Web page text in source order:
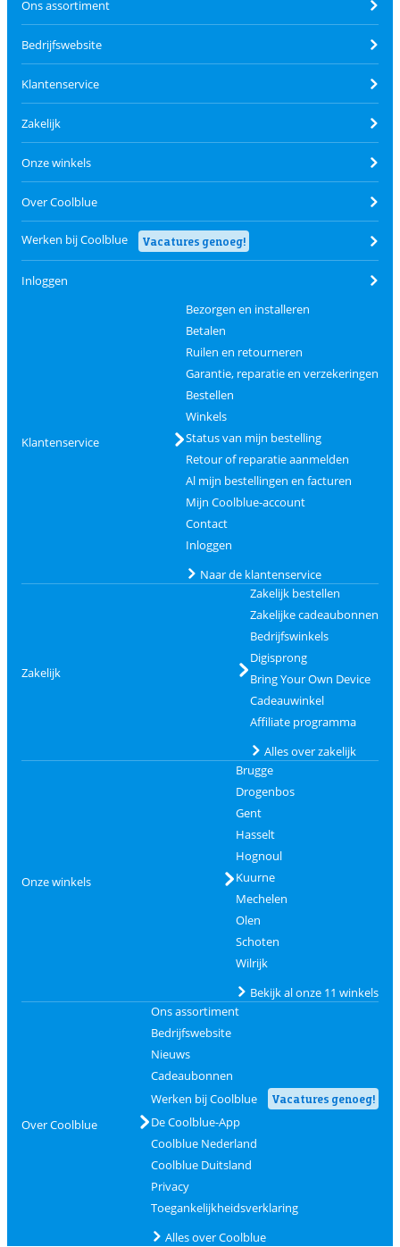
Ons assortiment
Bedrijfswebsite
Klantenservice
Zakelijk
Onze winkels
Over Coolblue
Werken bij Coolblue Vacatures genoeg!
Inloggen
Klantenservice
Bezorgen en installeren
Betalen
Ruilen en retourneren
Garantie, reparatie en verzekeringen
Bestellen
Winkels
Status van mijn bestelling
Retour of reparatie aanmelden
Al mijn bestellingen en facturen
Mijn Coolblue-account
Contact
Inloggen
Naar de klantenservice
Zakelijk
Zakelijk bestellen
Zakelijke cadeaubonnen
Bedrijfswinkels
Digisprong
Bring Your Own Device
Cadeauwinkel
Affiliate programma
Alles over zakelijk
Onze winkels
Brugge
Drogenbos
Gent
Hasselt
Hognoul
Kuurne
Mechelen
Olen
Schoten
Wilrijk
Bekijk al onze 11 winkels
Over Coolblue
Ons assortiment
Bedrijfswebsite
Nieuws
Cadeaubonnen
Werken bij Coolblue
Vacatures genoeg!
De Coolblue-App
Coolblue Nederland
Coolblue Duitsland
Privacy
Toegankelijkheidsverklaring
Alles over Coolblue